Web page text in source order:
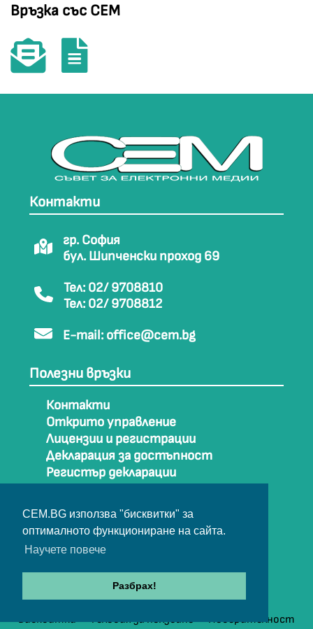
CEM.BG използва "бисквитки" за
оптималното функциониране на сайта.
Научете повече
Разбрах!
Връзка със СЕМ
Контакти
гр. София
бул. Шипченски проход 69
Тел: 02/ 9708810
Тел: 02/ 9708812
E-mail: office@cem.bg
Полезни връзки
Контакти
Открито управление
Лицензии и регистрации
Декларация за достъпност
Регистър декларации
Карта на сайта
Архив
© Съвет за електронни медии 2025
Бисквитки Условия за ползване Поверителност